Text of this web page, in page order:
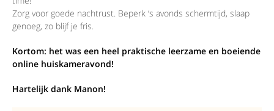
Zorg voor goede nachtrust. Beperk ‘s avonds schermtijd, slaap
genoeg, zo blijf je fris.
Kortom: het was een heel praktische leerzame en boeiende
online huiskameravond!
Hartelijk dank Manon!